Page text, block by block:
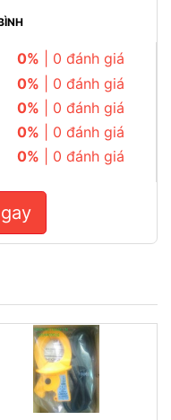
0% | 0 đánh giá
0% | 0 đánh giá
0% | 0 đánh giá
0% | 0 đánh giá
0% | 0 đánh giá
ngay